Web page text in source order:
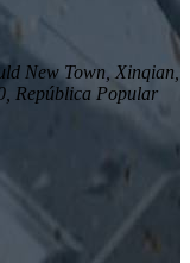
New Town, Xinqian,
República Popular